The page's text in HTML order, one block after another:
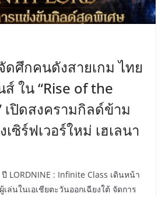
ดศึกคนดังสายเกม ไทย
ใน “Rise of the
เปิดสงครามกิลด์ข้าม
ซิร์ฟเวอร์ใหม่ เฮเลนา
LORDNINE : Infinite Class เดินหน้า
ล่นในเอเชียตะวันออกเฉียงใต้ จัดการ